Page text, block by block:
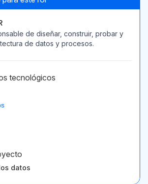
de diseñar, construir, probar y
de datos y procesos.
tecnológicos
datos